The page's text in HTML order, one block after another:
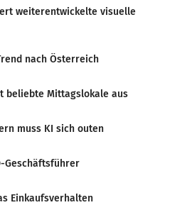
weiterentwickelte visuelle
nach Österreich
beliebte Mittagslokale aus
muss KI sich outen
Geschäftsführer
Einkaufsverhalten